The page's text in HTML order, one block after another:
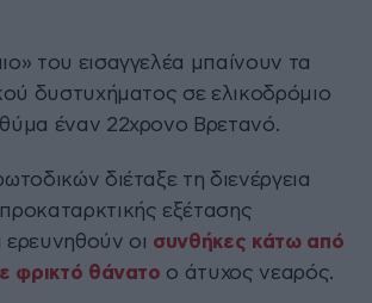
του εισαγγελέα μπαίνουν τα
δυστυχήματος σε ελικοδρόμιο
έναν 22χρονο Βρετανό.
διέταξε τη διενέργεια
εξέτασης
οι συνθήκες κάτω από
φρικτό θάνατο ο άτυχος νεαρός.